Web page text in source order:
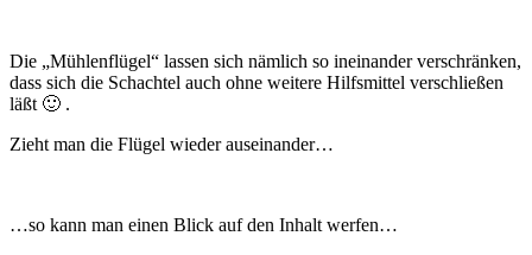
Die „Mühlenflügel“ lassen sich nämlich so ineinander verschränken,
dass sich die Schachtel auch ohne weitere Hilfsmittel verschließen
läßt 🙂 .
Zieht man die Flügel wieder auseinander…
…so kann man einen Blick auf den Inhalt werfen…